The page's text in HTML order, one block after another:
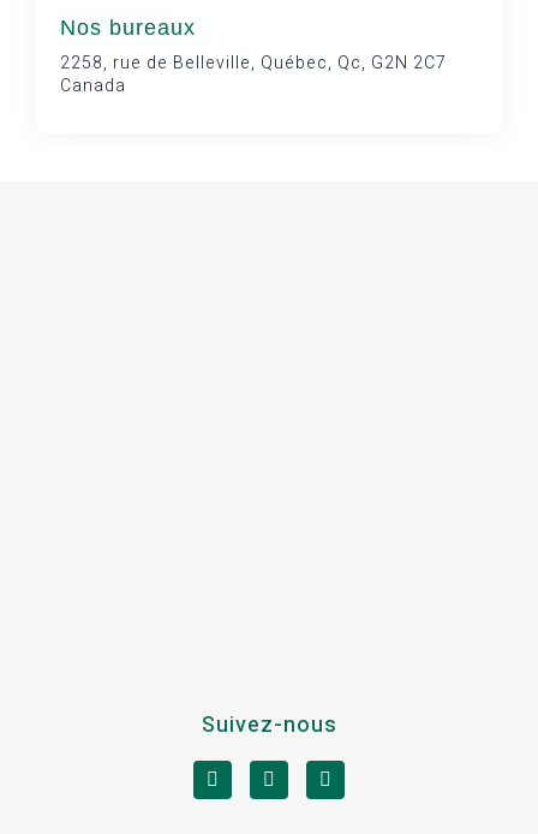
Nos bureaux
2258, rue de Belleville, Québec, Qc, G2N 2C7
Canada
Suivez-nous